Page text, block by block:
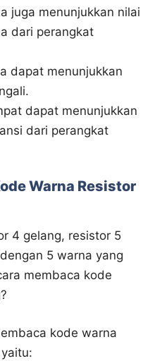
juga menunjukkan nilai
dari perangkat
dapat menunjukkan
dapat menunjukkan
dari perangkat
Warna Resistor
4 gelang, resistor 5
5 warna yang
membaca kode
kode warna